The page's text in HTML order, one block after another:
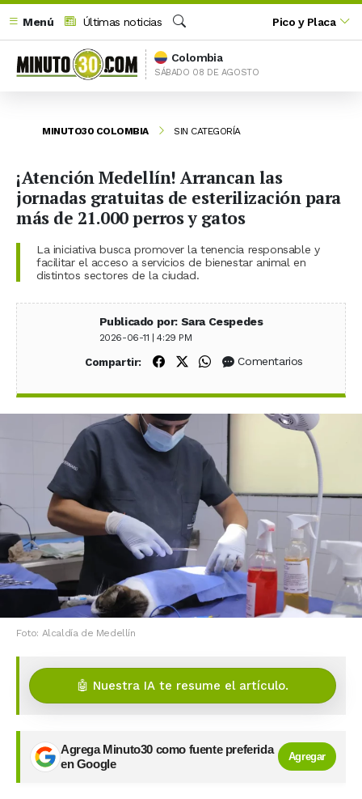
Menú
Últimas noticias
Buscar
Pico y Placa
Colombia
SÁBADO 08 DE AGOSTO
MINUTO30 COLOMBIA SIN CATEGORÍA
¡Atención Medellín! Arrancan las
jornadas gratuitas de esterilización para
más de 21.000 perros y gatos
La iniciativa busca promover la tenencia responsable y
facilitar el acceso a servicios de bienestar animal en
distintos sectores de la ciudad.
Publicado por: Sara Cespedes
2026-06-11 | 4:29 PM
Compartir: Compartir en Facebook
Compartir en X (Twitter)
Compartir en WhatsApp
Comentarios
Foto: Alcaldía de Medellín
🤖 Nuestra IA te resume el artículo.
Agrega Minuto30 como fuente preferida
en Google
Agregar